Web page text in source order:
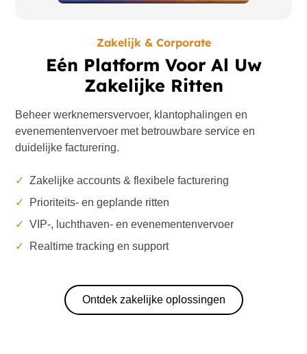
Zakelijk & Corporate
Eén Platform Voor Al Uw
Zakelijke Ritten
Beheer werknemersvervoer, klantophalingen en
evenementenvervoer met betrouwbare service en
duidelijke facturering.
✓
Zakelijke accounts & flexibele facturering
✓
Prioriteits- en geplande ritten
✓
VIP-, luchthaven- en evenementenvervoer
✓
Realtime tracking en support
Ontdek zakelijke oplossingen